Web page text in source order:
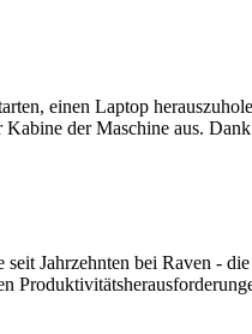
einen Laptop
der Maschine aus.
Jahrzehnten bei Raven -